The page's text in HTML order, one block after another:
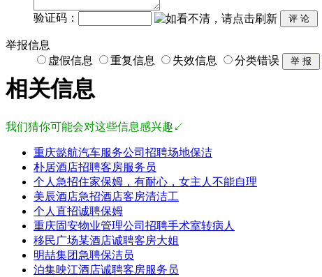
验证码：
举报信息
虚假信息
重复信息 失效信息 分类错误
相关信息
我们猜你可能会对这些信息感兴趣↙
重庆懿航汽车服务公司招聘场地保洁
朴居酒店招聘客房服务员
个人急招住家保姆，有耐心，女主人不能自理
美辰酒店急招酒店客房清洁工
个人直招诚聘保姆
重庆固安物业管理公司招聘手术室转病人
移民广场某酒店诚聘客房大姐
明喆集团急聘保洁员
泊集映江酒店诚聘客房服务员